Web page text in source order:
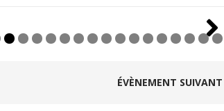
0 1 2 3 4 5 6 7 8 9 0
ÉVÈNEMENT SUIVANT